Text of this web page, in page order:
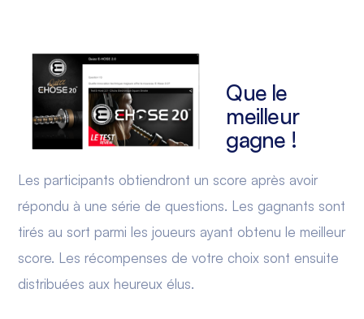
Que le
meilleur
gagne !
Les participants obtiendront un score après avoir
répondu à une série de questions. Les gagnants sont
tirés au sort parmi les joueurs ayant obtenu le meilleur
score. Les récompenses de votre choix sont ensuite
distribuées aux heureux élus.